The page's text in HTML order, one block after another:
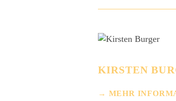
KIRSTEN
MEHR